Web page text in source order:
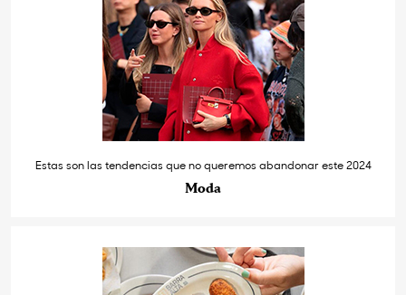
Estas son las tendencias que no queremos abandonar este 2024
Moda